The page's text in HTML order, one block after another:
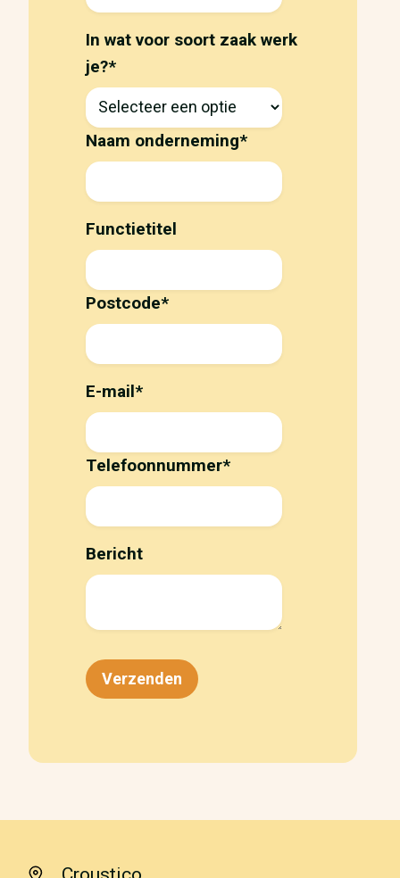
In wat voor soort zaak werk
je?*
Naam onderneming*
Functietitel
Postcode*
E-mail*
Telefoonnummer*
Bericht